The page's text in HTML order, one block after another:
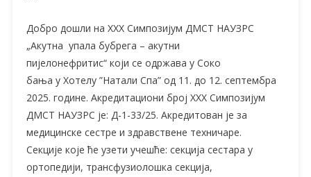
Добро дошли на XXX Симпозијум ДМСТ НАУЗРС
„Акутна упала бубрега – акутни
пијелонефритис“ који се одржава у Соко
бања у Хотелу ”Натали Спа” од 11. до 12. септембра
2025. године. Акредитациони број XXX Симпозијум
ДМСТ НАУЗРС је: Д-1-33/25. Акредитован je за
медицинске сестре и здравствене техничаре.
Секције које ће узети учешће: секција сестара у
ортопедији, трансфузиолошка секција,